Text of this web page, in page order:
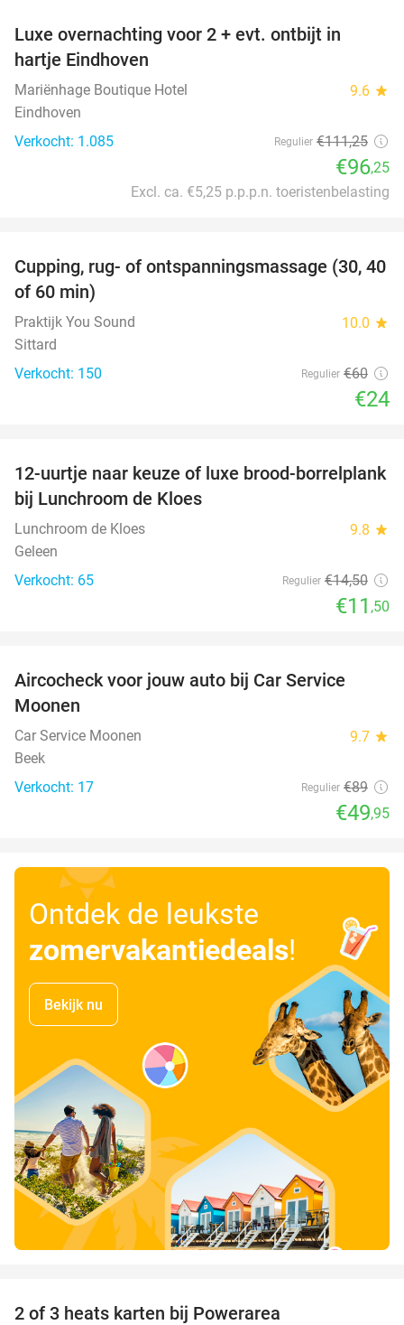
Luxe overnachting voor 2 + evt. ontbijt in
hartje Eindhoven
Mariënhage Boutique Hotel 9.6 star
Eindhoven
Verkocht: 1.085
Regulier €111,25
€96,25
Excl. ca. €5,25 p.p.p.n. toeristenbelasting
60%
Cupping, rug- of ontspanningsmassage (30, 40
of 60 min)
Praktijk You Sound 10.0 star
Sittard
Verkocht: 150
Regulier €60
€24
21%
12-uurtje naar keuze of luxe brood-borrelplank
bij Lunchroom de Kloes
Lunchroom de Kloes 9.8 star
Geleen
Verkocht: 65
Regulier €14,50
€11 ,50
Aircocheck voor jouw auto bij Car Service
Moonen
Car Service Moonen 9.7 star
Beek
Verkocht: 17
Regulier €89
€49,95
Ontdek de leukste
zomervakantiedeals!
Bekijk nu
2 of 3 heats karten bij Powerarea